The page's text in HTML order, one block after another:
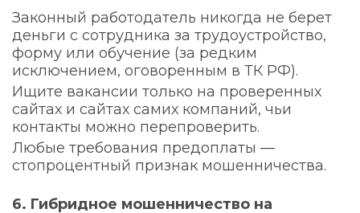
Законный работодатель никогда не берет
деньги с сотрудника за трудоустройство,
форму или обучение (за редким
исключением, оговоренным в ТК РФ).
Ищите вакансии только на проверенных
сайтах и сайтах самих компаний, чьи
контакты можно перепроверить.
Любые требования предоплаты —
стопроцентный признак мошенничества.
6. Гибридное мошенничество на